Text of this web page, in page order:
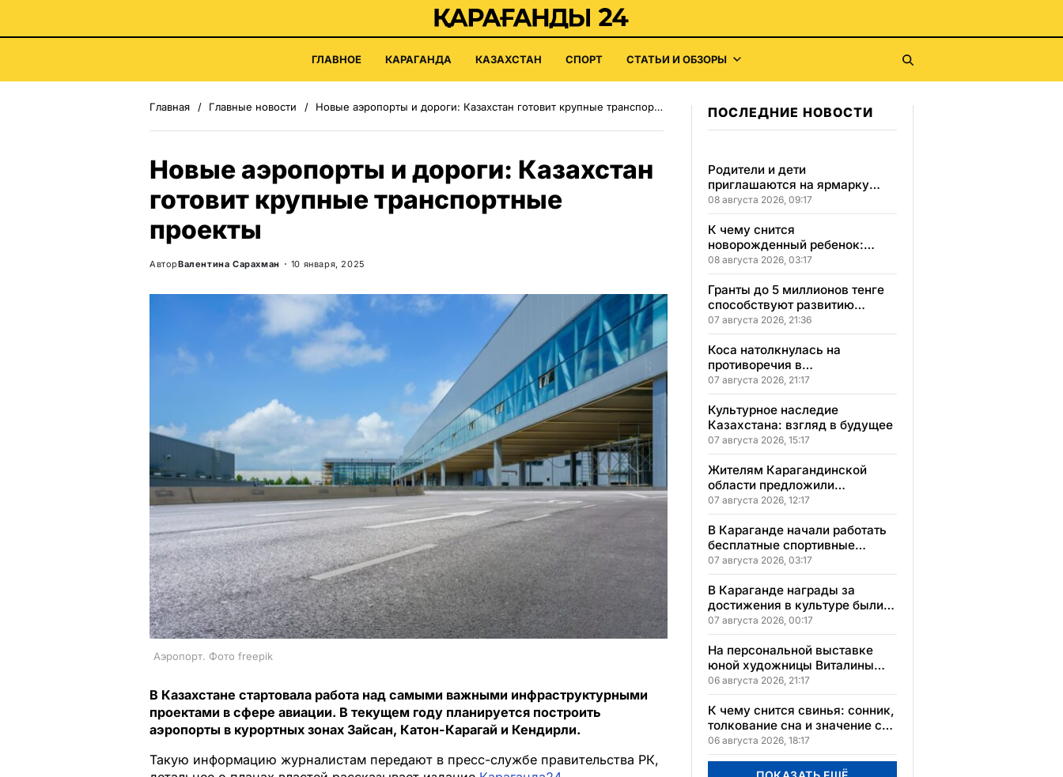
ГЛАВНОЕ КАРАГАНДА КАЗАХСТАН СПОРТ СТАТЬИ И ОБЗОРЫ
Главная Главные новости Новые аэропорты и дороги: Казахстан готовит крупные транспортные проекты
Новые аэропорты и дороги: Казахстан
готовит крупные транспортные
проекты
АвторВалентина Сарахман 10 января, 2025
Аэропорт. Фото freepik
В Казахстане стартовала работа над самыми важными инфраструктурными
проектами в сфере авиации. В текущем году планируется построить
аэропорты в курортных зонах Зайсан, Катон-Карагай и Кендирли.
Такую информацию журналистам передают в пресс-службе правительства РК,
ПОСЛЕДНИЕ НОВОСТИ
Родители и дети
приглашаются на ярмарку
школьной одежды в
Казахстане
08 августа 2026, 09:17
К чему снится
новорожденный ребенок:
сонник, толкование и
значение сна
08 августа 2026, 03:17
Гранты до 5 миллионов тенге
способствуют развитию
социального бизнеса в
Карагандинской области
07 августа 2026, 21:36
Коса натолкнулась на
противоречия в
Карагандинской области
07 августа 2026, 21:17
Культурное наследие
Казахстана: взгляд в будущее
07 августа 2026, 15:17
Жителям Карагандинской
области предложили
бесплатное обучение с
гарантией трудоустройства
07 августа 2026, 12:17
В Караганде начали работать
бесплатные спортивные
секции для детей с
инвалидностью
07 августа 2026, 03:17
В Караганде награды за
достижения в культуре были
вручены 5 лауреатам
07 августа 2026, 00:17
На персональной выставке
юной художницы Виталины
представлено 156 работ
06 августа 2026, 21:17
К чему снится свинья: сонник,
толкование сна и значение сна
для вашей жизни
06 августа 2026, 18:17